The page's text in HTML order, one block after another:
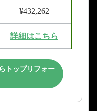
¥432,262
詳細はこちら
トップリフォー